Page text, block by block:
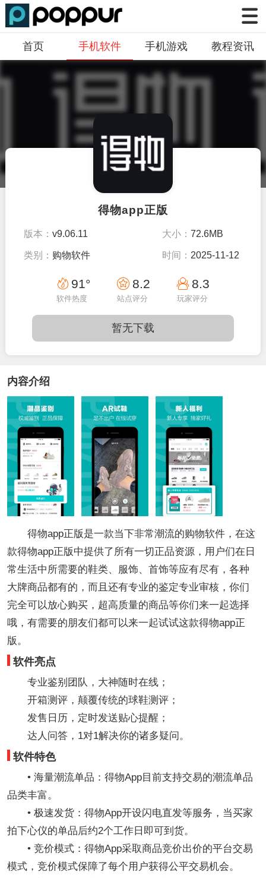
首页 手机软件 手机游戏 教程资讯
得物app正版
版本：v9.06.11 大小：72.6MB
类别： 购物软件 时间： 2025-11-12
14:34:01
91°
软件热度
8.2
站点评分
8.3
玩家评分
暂无下载
内容介绍
得物app正版是一款当下非常潮流的购物软件，在这
款得物app正版中提供了所有一切正品资源，用户们在日
常生活中所需要的鞋类、服饰、首饰等应有尽有，各种
大牌商品都有的，而且还有专业的鉴定专业审核，你们
完全可以放心购买，超高质量的商品等你们来一起选择
哦，有需要的朋友们都可以来一起试试这款得物app正
版。
软件亮点
专业鉴别团队，大神随时在线；
开箱测评，颠覆传统的球鞋测评；
发售日历，定时发送贴心提醒；
达人问答，1对1解决你的诸多疑问。
软件特色
• 海量潮流单品：得物App目前支持交易的潮流单品
品类丰富。
• 极速发货：得物App开设闪电直发等服务，当买家
拍下心仪的单品后约2个工作日即可到货。
• 竞价模式：得物App采取商品竞价出价的平台交易
模式，竞价模式保障了每个用户获得公平交易机会。